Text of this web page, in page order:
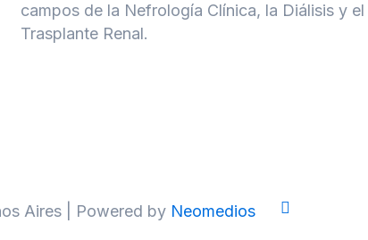
campos de la Nefrología Clínica, la Diálisis y el
Trasplante Renal.
Aires | Powered by Neomedios